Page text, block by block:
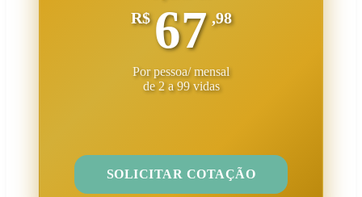
R$ 67 ,98
Por pessoa/ mensal
de 2 a 99 vidas
SOLICITAR COTAÇÃO